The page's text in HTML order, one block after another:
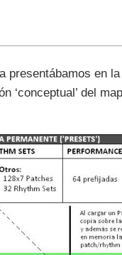
presentábamos en
‘conceptual’ del